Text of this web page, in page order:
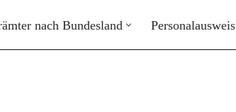
nach Bundesland Personalausweis